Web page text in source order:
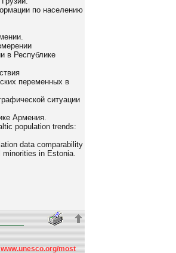
по населению
в Республике
переменных в
ситуации
Армения.
population trends:
data comparability
in Estonia.
www.unesco.org/most